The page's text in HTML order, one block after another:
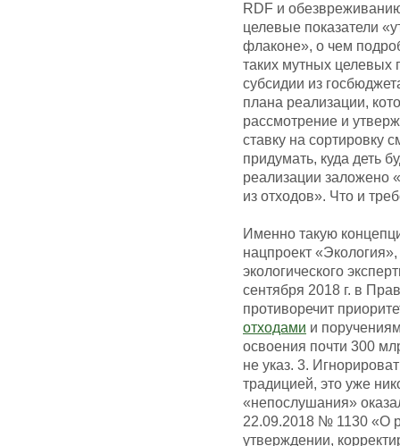
RDF и
целевые показатели
флаконе», о чем
таких мутных целевых
субсидии из
плана реализации,
рассмотрение и
ставку на сортировку
придумать, куда деть
реализации заложено
из отходов». Что и
Именно такую
нацпроект
экологического
сентября 2018 г. в
противоречит
отходами и
освоения почти 300
не указ. 3.
традицией, это уже
«непослушания»
22.09.2018 № 1130 «О
утверждении,